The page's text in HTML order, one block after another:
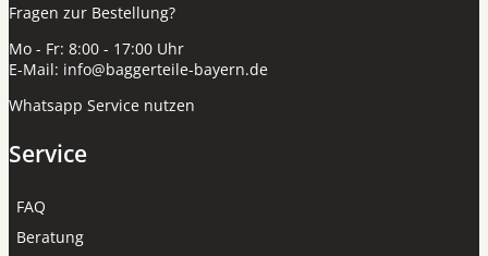
Fragen zur Bestellung?
Mo - Fr: 8:00 - 17:00 Uhr
E-Mail: info@baggerteile-bayern.de
Whatsapp Service nutzen
Service
FAQ
Beratung